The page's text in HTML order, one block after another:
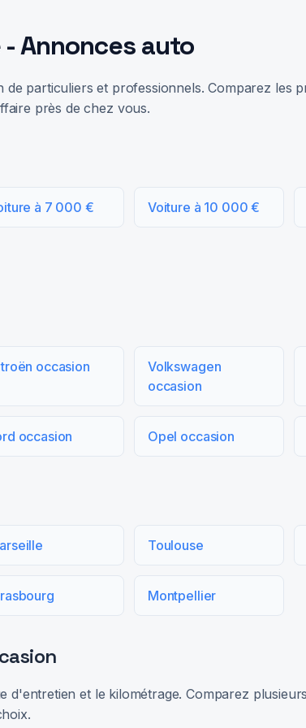
Annonces auto
particuliers et professionnels. Comparez les
près de chez vous.
à 7 000 € Voiture à 10 000 €
occasion
Volkswagen
occasion
occasion Opel occasion
Toulouse
Montpellier
et le kilométrage. Comparez